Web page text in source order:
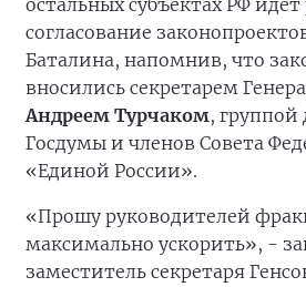
остальных субъектах РФ идет
согласование
Баталина, напомнив, что
вносились секретарем
Андреем Турчаком, группой
Госдумы и членов Совета
«Единой России».
«Прошу руководителей
максимально ускорить», -
заместитель секретаря